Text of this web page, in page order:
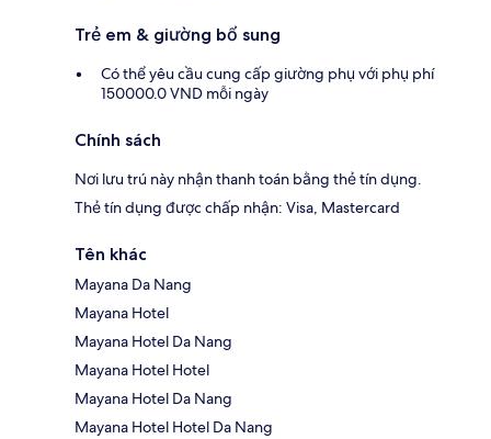
Trẻ em & giường bổ sung
Có thể yêu cầu cung cấp giường phụ với phụ phí
150000.0 VND mỗi ngày
Chính sách
Nơi lưu trú này nhận thanh toán bằng thẻ tín dụng.
Thẻ tín dụng được chấp nhận: Visa, Mastercard
Tên khác
Mayana Da Nang
Mayana Hotel
Mayana Hotel Da Nang
Mayana Hotel Hotel
Mayana Hotel Da Nang
Mayana Hotel Hotel Da Nang